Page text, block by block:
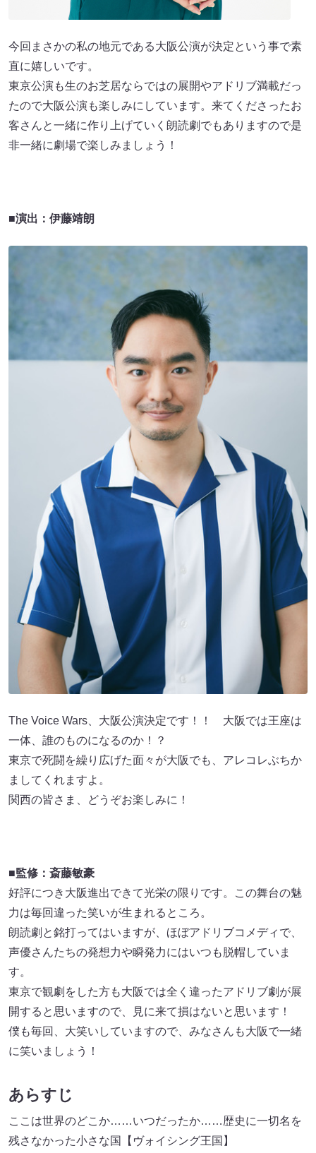
今回まさかの私の地元である大阪公演が決定という事で素
直に嬉しいです。
東京公演も生のお芝居ならではの展開やアドリブ満載だっ
たので大阪公演も楽しみにしています。来てくださったお
客さんと一緒に作り上げていく朗読劇でもありますので是
非一緒に劇場で楽しみましょう！
■演出：伊藤靖朗
The Voice Wars、大阪公演決定です！！ 大阪では王座は
一体、誰のものになるのか！？
東京で死闘を繰り広げた面々が大阪でも、アレコレぶちか
ましてくれますよ。
関西の皆さま、どうぞお楽しみに！
■監修：斎藤敏豪
好評につき大阪進出できて光栄の限りです。この舞台の魅
力は毎回違った笑いが生まれるところ。
朗読劇と銘打ってはいますが、ほぼアドリブコメディで、
声優さんたちの発想力や瞬発力にはいつも脱帽していま
す。
東京で観劇をした方も大阪では全く違ったアドリブ劇が展
開すると思いますので、見に来て損はないと思います！
僕も毎回、大笑いしていますので、みなさんも大阪で一緒
に笑いましょう！
あらすじ
ここは世界のどこか……いつだったか……歴史に一切名を
残さなかった小さな国【ヴォイシング王国】